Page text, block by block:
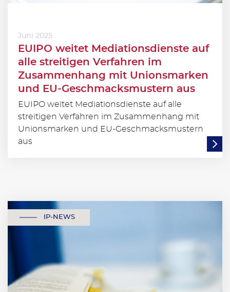
Juni 2025
EUIPO weitet Mediationsdienste auf
alle streitigen Verfahren im
Zusammenhang mit Unionsmarken
und EU-Geschmacksmustern aus
EUIPO weitet Mediationsdienste auf alle
streitigen Verfahren im Zusammenhang mit
Unionsmarken und EU-Geschmacksmustern
aus
IP-NEWS